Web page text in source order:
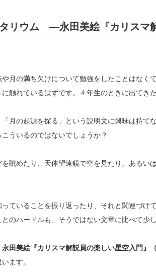
リウム ―永田美絵『カリスマ
月の満ち欠けについて勉強をしたことはなく
触れているはずです。４年生のときに出てき
月の起源を探る」という説明文に興味は持て
ういるのではないでしょうか？
眺めたり、天体望遠鏡で空を見たり、あるい
っていることを振り返ったり、それと関連づけ
のハードルも、そうではない文章に比べて少
永田美絵『カリスマ解説員の楽しい星空入門』
ます。